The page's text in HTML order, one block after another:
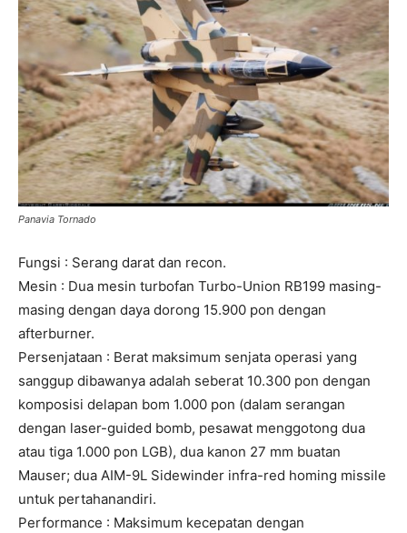
Panavia Tornado
Fungsi : Serang darat dan recon.
Mesin : Dua mesin turbofan Turbo-Union RB199 masing-
masing dengan daya dorong 15.900 pon dengan
afterburner.
Persenjataan : Berat maksimum senjata operasi yang
sanggup dibawanya adalah seberat 10.300 pon dengan
komposisi delapan bom 1.000 pon (dalam serangan
dengan laser-guided bomb, pesawat menggotong dua
atau tiga 1.000 pon LGB), dua kanon 27 mm buatan
Mauser; dua AIM-9L Sidewinder infra-red homing missile
untuk pertahanandiri.
Performance : Maksimum kecepatan dengan